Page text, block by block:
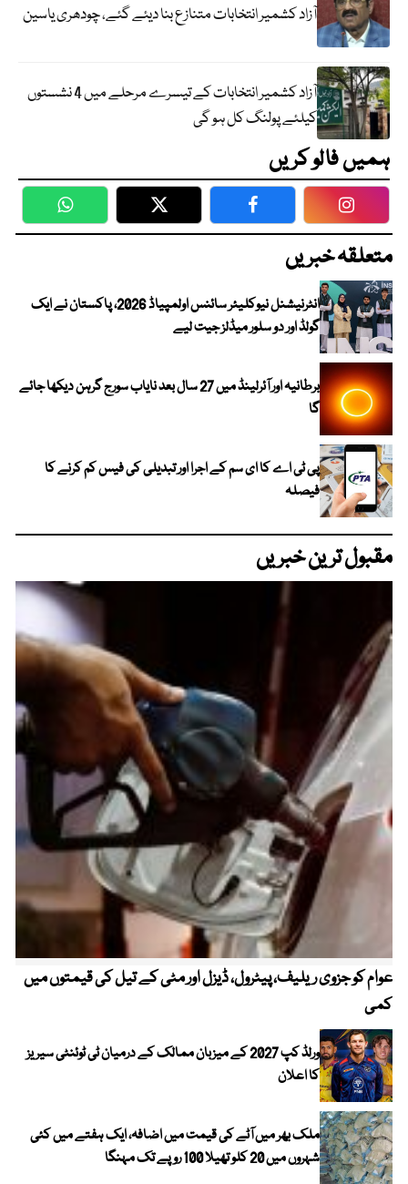
آزاد کشمیر انتخابات متنازع بنا دیئے گئے، چودھری یاسین
آزاد کشمیر انتخابات کے تیسرے مرحلے میں 4 نشستوں
کیلئے پولنگ کل ہو گی
ہمیں فالو کریں
WhatsApp Twitter Facebook
متعلقہ خبریں
انٹرنیشنل نیوکلیئر سائنس اولمپیاڈ 2026، پاکستان نے ایک
گولڈ اور دو سلور میڈلز جیت لیے
برطانیہ اور آئرلینڈ میں 27 سال بعد نایاب سورج گرہن دیکھا جائے
گا
پی ٹی اے کا ای سم کے اجرا اور تبدیلی کی فیس کم کرنے کا
فیصلہ
مقبول ترین خبریں
عوام کو جزوی ریلیف، پیٹرول، ڈیزل اور مٹی کے تیل کی قیمتوں میں
کمی
ورلڈ کپ 2027 کے میزبان ممالک کے درمیان ٹی ٹوئنٹی سیریز
کا اعلان
ملک بھر میں آٹے کی قیمت میں اضافہ، ایک ہفتے میں کئی
شہروں میں 20 کلو تھیلا 100 روپے تک مہنگا